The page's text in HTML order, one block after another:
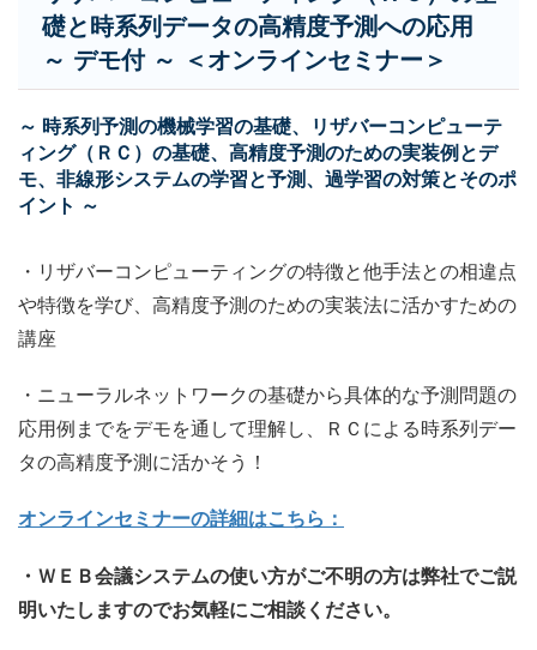
礎と時系列データの高精度予測への応用
～ デモ付 ～ ＜オンラインセミナー＞
～ 時系列予測の機械学習の基礎、リザバーコンピューテ
ィング（ＲＣ）の基礎、高精度予測のための実装例とデ
モ、非線形システムの学習と予測、過学習の対策とそのポ
イント ～
・リザバーコンピューティングの特徴と他手法との相違点
や特徴を学び、高精度予測のための実装法に活かすための
講座
・ニューラルネットワークの基礎から具体的な予測問題の
応用例までをデモを通して理解し、ＲＣによる時系列デー
タの高精度予測に活かそう！
オンラインセミナーの詳細はこちら：
・ＷＥＢ会議システムの使い方がご不明の方は弊社でご説
明いたしますのでお気軽にご相談ください。